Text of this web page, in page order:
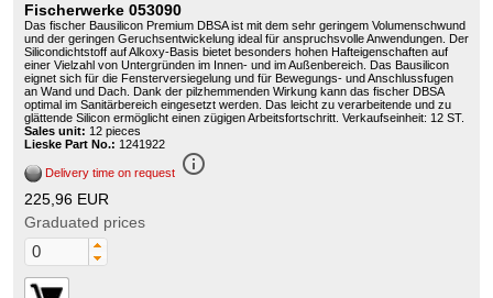
Fischerwerke 053090
Das fischer Bausilicon Premium DBSA ist mit dem sehr geringem Volumenschwund
und der geringen Geruchsentwickelung ideal für anspruchsvolle Anwendungen. Der
Silicondichtstoff auf Alkoxy-Basis bietet besonders hohen Hafteigenschaften auf
einer Vielzahl von Untergründen im Innen- und im Außenbereich. Das Bausilicon
eignet sich für die Fensterversiegelung und für Bewegungs- und Anschlussfugen
an Wand und Dach. Dank der pilzhemmenden Wirkung kann das fischer DBSA
optimal im Sanitärbereich eingesetzt werden. Das leicht zu verarbeitende und zu
glättende Silicon ermöglicht einen zügigen Arbeitsfortschritt. Verkaufseinheit: 12 ST.
Sales unit: 12 pieces
Lieske Part No.: 1241922
Delivery time on request info_outline
225,96 EUR
Graduated prices